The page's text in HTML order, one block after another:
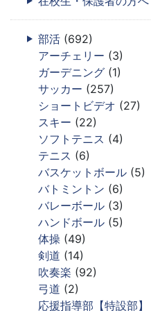
部活 (692)
アーチェリー (3)
ガーデニング (1)
サッカー (257)
ショートビデオ (27)
スキー (22)
ソフトテニス (4)
テニス (6)
バスケットボール (5)
バトミントン (6)
バレーボール (3)
ハンドボール (5)
体操 (49)
剣道 (14)
吹奏楽 (92)
弓道 (2)
応援指導部【特設部】